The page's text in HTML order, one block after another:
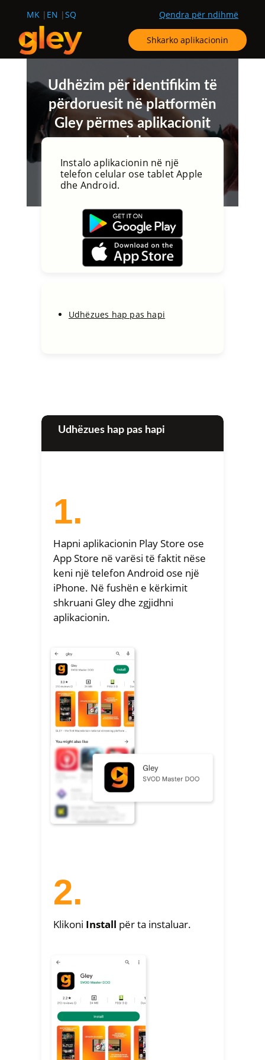
MK EN SQ Qendra për ndihmë
Shkarko aplikacionin
Udhëzim për identifikim të
përdoruesit në platformën
Gley përmes aplikacionit
Instalo aplikacionin në një
telefon celular ose tablet Apple
dhe Android.
Udhëzues hap pas hapi
Udhëzues hap pas hapi
1.
Hapni aplikacionin Play Store ose
App Store në varësi të faktit nëse
keni një telefon Android ose një
iPhone. Në fushën e kërkimit
shkruani Gley dhe zgjidhni
aplikacionin.
2.
Klikoni Install për ta instaluar.